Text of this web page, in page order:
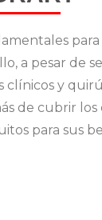
a pesar de
clínicos y
de cubrir los
para sus